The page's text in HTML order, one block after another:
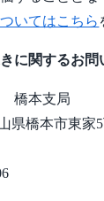
いてはこちら
に関するお問
橋本支局
県橋本市東家